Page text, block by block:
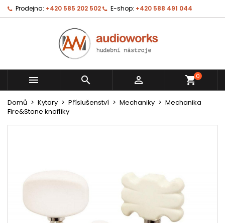
Prodejna: +420 585 202 502 E-shop: +420 588 491 044
   shopping_cart0
Domů Kytary Příslušenství Mechaniky
Mechanika
Fire&Stone knoflíky